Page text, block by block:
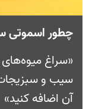
چطور اسموتی
«سراغ میوه‌های
سیب و سبزیجات
آن اضافه کنید»